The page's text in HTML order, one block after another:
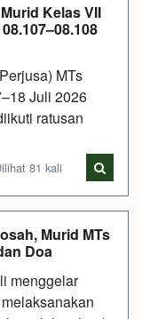
Kelas VII
MTs
Juli 2026
ratusan
81 kali
Murid MTs
Doa
menggelar